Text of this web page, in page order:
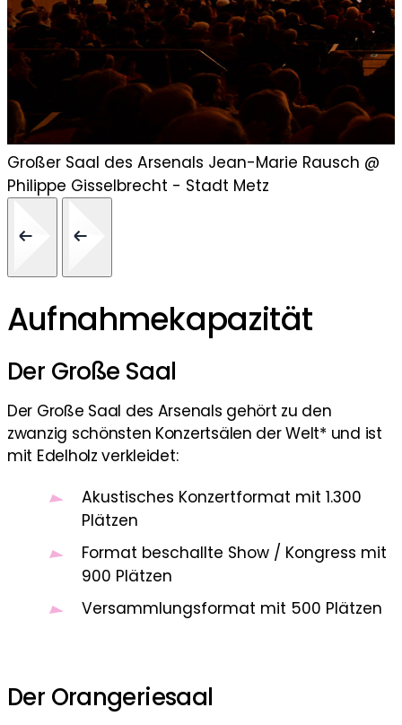
Großer Saal des Arsenals Jean-Marie Rausch @
Philippe Gisselbrecht - Stadt Metz
Aufnahmekapazität
Der Große Saal
Der Große Saal des Arsenals gehört zu den
zwanzig schönsten Konzertsälen der Welt* und ist
mit Edelholz verkleidet:
Akustisches Konzertformat mit 1.300
Plätzen
Format beschallte Show / Kongress mit
900 Plätzen
Versammlungsformat mit 500 Plätzen
Der Orangeriesaal